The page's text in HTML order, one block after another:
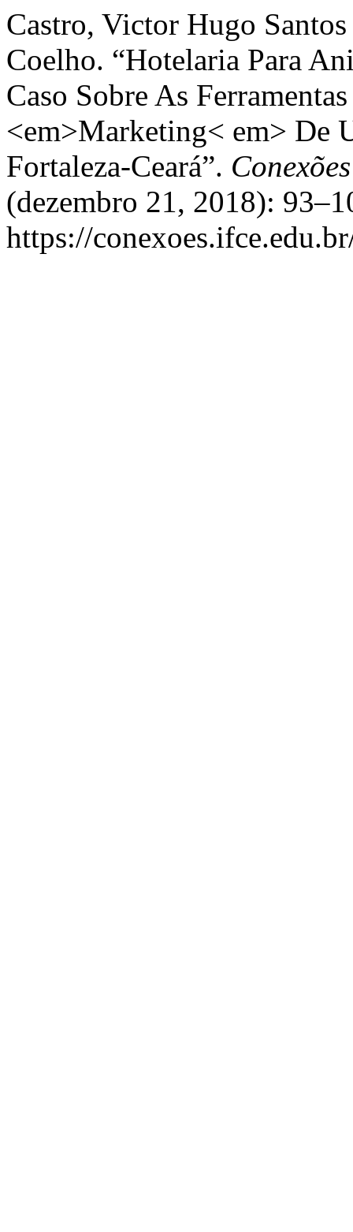
Castro, Victor Hugo
Coelho. “Hotelaria Para
Caso Sobre As
<em>Marketing< em> De
Fortaleza-Ceará”.
(dezembro 21, 2018):
https://